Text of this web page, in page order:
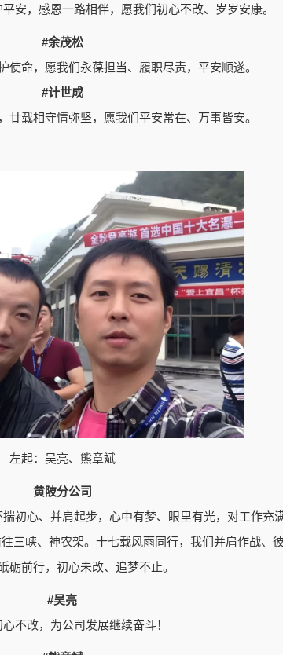
安，感恩一路相伴，愿我们初心不改、岁岁安康。
#余茂松
使命，愿我们永葆担当、履职尽责，平安顺遂。
#计世成
廿载相守情弥坚，愿我们平安常在、万事皆安。
左起：吴亮、熊章斌
黄陂分公司
初心、并肩起步，心中有梦、眼里有光，对工作充
三峡、神农架。十七载风雨同行，我们并肩作战、
砺前行，初心未改、追梦不止。
#吴亮
不改，为公司发展继续奋斗！